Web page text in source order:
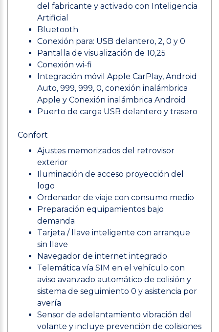
del fabricante y activado con Inteligencia
Artificial
Bluetooth
Conexión para: USB delantero, 2, 0 y 0
Pantalla de visualización de 10,25
Conexión wi-fi
Integración móvil Apple CarPlay, Android
Auto, 999, 999, 0, conexión inalámbrica
Apple y Conexión inalámbrica Android
Puerto de carga USB delantero y trasero
Confort
Ajustes memorizados del retrovisor
exterior
Iluminación de acceso proyección del
logo
Ordenador de viaje con consumo medio
Preparación equipamientos bajo
demanda
Tarjeta / llave inteligente con arranque
sin llave
Navegador de internet integrado
Telemática vía SIM en el vehículo con
aviso avanzado automático de colisión y
sistema de seguimiento 0 y asistencia por
avería
Sensor de adelantamiento vibración del
volante y incluye prevención de colisiones